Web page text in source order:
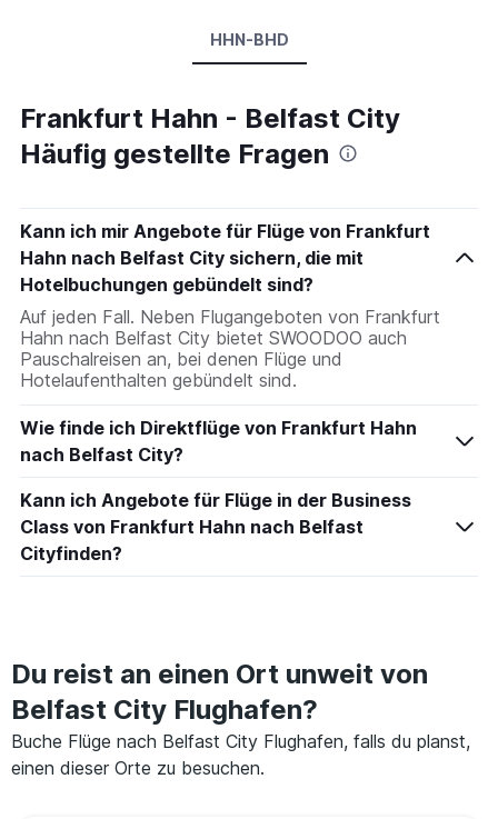
HHN-BHD
Frankfurt Hahn - Belfast City
Häufig gestellte Fragen
Kann ich mir Angebote für Flüge von Frankfurt
Hahn nach Belfast City sichern, die mit
Hotelbuchungen gebündelt sind?
Auf jeden Fall. Neben Flugangeboten von Frankfurt
Hahn nach Belfast City bietet SWOODOO auch
Pauschalreisen an, bei denen Flüge und
Hotelaufenthalten gebündelt sind.
Wie finde ich Direktflüge von Frankfurt Hahn
nach Belfast City?
Kann ich Angebote für Flüge in der Business
Class von Frankfurt Hahn nach Belfast
Cityfinden?
Du reist an einen Ort unweit von
Belfast City Flughafen?
Buche Flüge nach Belfast City Flughafen, falls du planst,
einen dieser Orte zu besuchen.